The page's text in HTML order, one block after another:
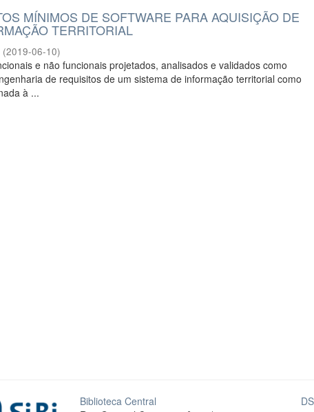
MÍNIMOS DE SOFTWARE PARA AQUISIÇÃO DE
TERRITORIAL
(2019-06-10)
e não funcionais projetados, analisados e validados como
de requisitos de um sistema de informação territorial como
à ...
Biblioteca Central